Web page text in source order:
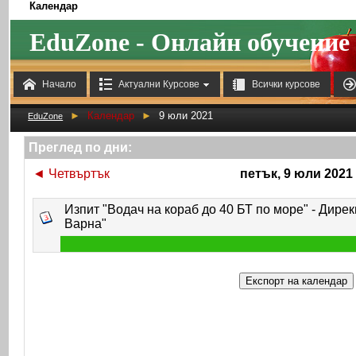
 Начало  Актуални Курсове  Всички курсове 
Календар
EduZone - Онлайн обучение
EduZone ► Календар ► 9 юли 2021
Преглед по дни:
◄ Четвъртък петък, 9 юли 2021
Изпит "Водач на кораб до 40 БТ по море" -
Варна"